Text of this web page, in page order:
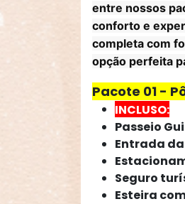
entre nossos
conforto e
completa com
opção perfeita
Pacote 01 -
INCLUSO:
Passeio
Entrada
Seguro
Esteira